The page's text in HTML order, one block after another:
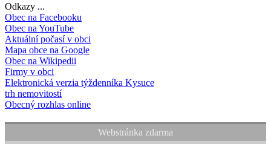
Odkazy ...
Obec na Facebooku
Obec na YouTube
Aktuální počasí v obci
Mapa obce na Google
Obec na Wikipedii
Firmy v obci
Elektronická verzia týždenníka Kysuce
trh nemovitostí
Obecný rozhlas online
Webstránka zdarma